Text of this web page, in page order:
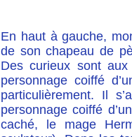
En haut à gauche,
de son chapeau de
Des curieux sont
personnage coiffé
particulièrement. Il
personnage coiffé
caché, le mage